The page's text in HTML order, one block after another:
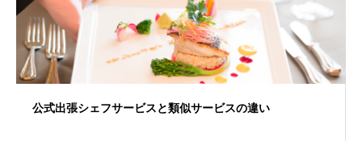
公式出張シェフサービスと類似サービスの違い